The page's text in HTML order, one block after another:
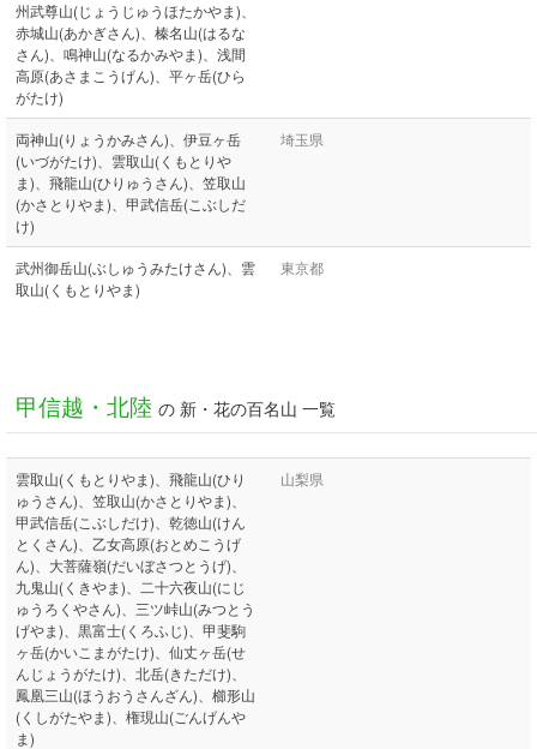
州武尊山(じょうじゅうほたかやま)、
赤城山(あかぎさん)、榛名山(はるな
さん)、鳴神山(なるかみやま)、浅間
高原(あさまこうげん)、平ヶ岳(ひら
がたけ)
両神山(りょうかみさん)、伊豆ヶ岳
(いづがたけ)、雲取山(くもとりや
ま)、飛龍山(ひりゅうさん)、笠取山
(かさとりやま)、甲武信岳(こぶしだ
け)
埼玉県
武州御岳山(ぶしゅうみたけさん)、雲
取山(くもとりやま)
東京都
甲信越・北陸 の 新・花の百名山 一覧
雲取山(くもとりやま)、飛龍山(ひり
ゅうさん)、笠取山(かさとりやま)、
甲武信岳(こぶしだけ)、乾徳山(けん
とくさん)、乙女高原(おとめこうげ
ん)、大菩薩嶺(だいぼさつとうげ)、
九鬼山(くきやま)、二十六夜山(にじ
ゅうろくやさん)、三ツ峠山(みつとう
げやま)、黒富士(くろふじ)、甲斐駒
ヶ岳(かいこまがたけ)、仙丈ヶ岳(せ
んじょうがたけ)、北岳(きただけ)、
鳳凰三山(ほうおうさんざん)、櫛形山
(くしがたやま)、権現山(ごんげんや
ま)
山梨県